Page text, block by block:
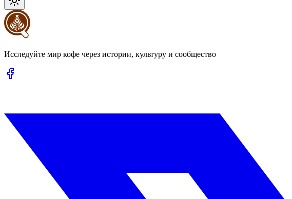
Исследуйте мир кофе через истории, культуру и сообщество